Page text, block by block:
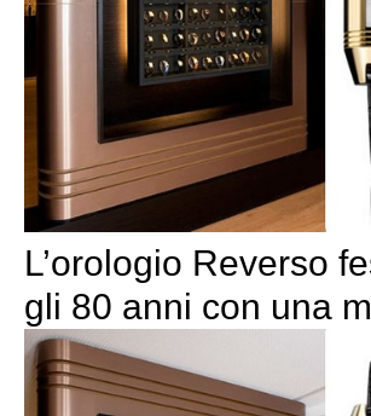
L’orologio Reverso
gli 80 anni con una